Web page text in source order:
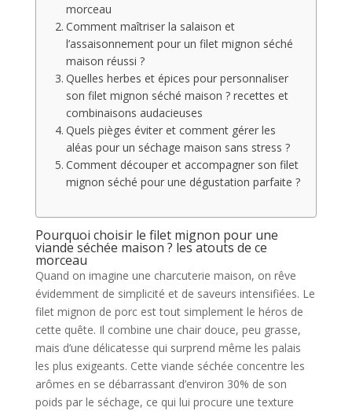
morceau
Comment maîtriser la salaison et
l’assaisonnement pour un filet mignon séché
maison réussi ?
Quelles herbes et épices pour personnaliser
son filet mignon séché maison ? recettes et
combinaisons audacieuses
Quels pièges éviter et comment gérer les
aléas pour un séchage maison sans stress ?
Comment découper et accompagner son filet
mignon séché pour une dégustation parfaite ?
Pourquoi choisir le filet mignon pour une
viande séchée maison ? les atouts de ce
morceau
Quand on imagine une charcuterie maison, on rêve
évidemment de simplicité et de saveurs intensifiées. Le
filet mignon de porc est tout simplement le héros de
cette quête. Il combine une chair douce, peu grasse,
mais d’une délicatesse qui surprend même les palais
les plus exigeants. Cette viande séchée concentre les
arômes en se débarrassant d’environ 30% de son
poids par le séchage, ce qui lui procure une texture